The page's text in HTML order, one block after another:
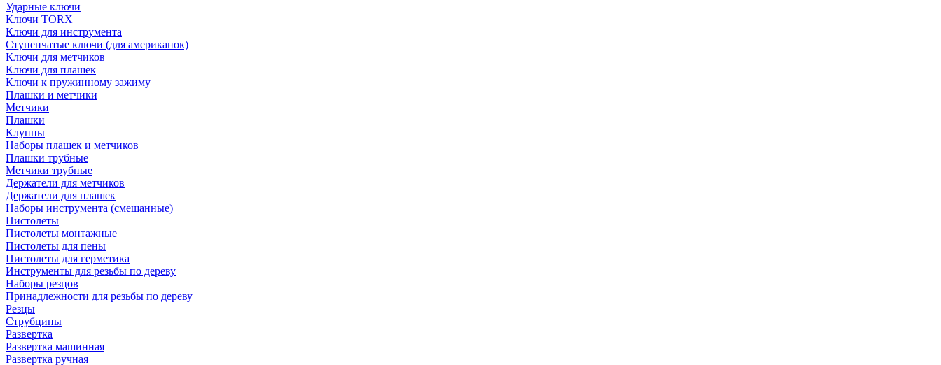
Ударные ключи
Ключи TORX
Ключи для инструмента
Ступенчатые ключи (для американок)
Ключи для метчиков
Ключи для плашек
Ключи к пружинному зажиму
Плашки и метчики
Метчики
Плашки
Клуппы
Наборы плашек и метчиков
Плашки трубные
Метчики трубные
Держатели для метчиков
Держатели для плашек
Наборы инструмента (смешанные)
Пистолеты
Пистолеты монтажные
Пистолеты для пены
Пистолеты для герметика
Инструменты для резьбы по дереву
Наборы резцов
Принадлежности для резьбы по дереву
Резцы
Струбцины
Развертка
Развертка машинная
Развертка ручная